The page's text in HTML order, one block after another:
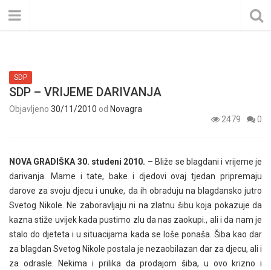
SDP
SDP – VRIJEME DARIVANJA
Objavljeno 30/11/2010 od Novagra
2479
0
NOVA GRADIŠKA 30. studeni 2010. – Bliže se blagdani i vrijeme je
darivanja. Mame i tate, bake i djedovi ovaj tjedan pripremaju
darove za svoju djecu i unuke, da ih obraduju na blagdansko jutro
Svetog Nikole. Ne zaboravljaju ni na zlatnu šibu koja pokazuje da
kazna stiže uvijek kada pustimo zlu da nas zaokupi., ali i da nam je
stalo do djeteta i u situacijama kada se loše ponaša. Šiba kao dar
za blagdan Svetog Nikole postala je nezaobilazan dar za djecu, ali i
za odrasle. Nekima i prilika da prodajom šiba, u ovo krizno i